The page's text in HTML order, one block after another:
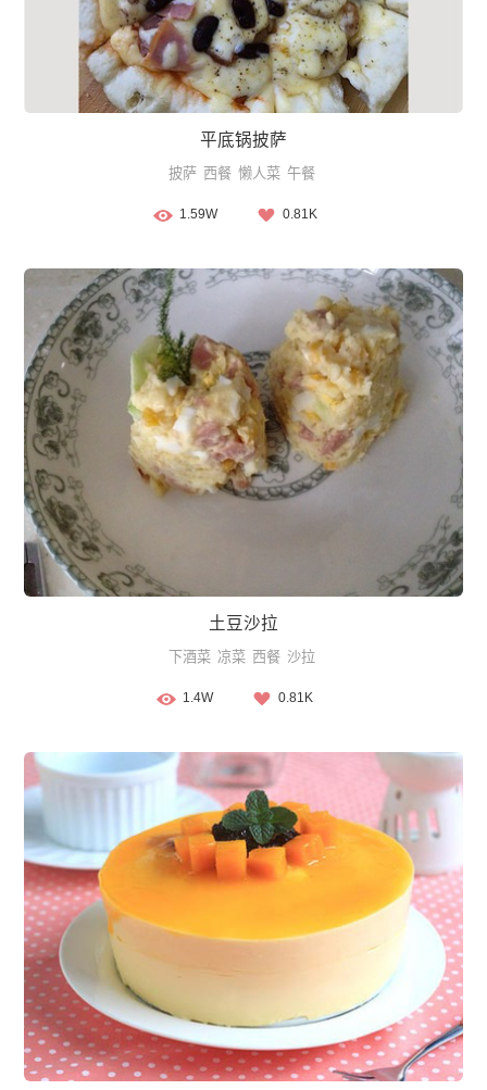
平底锅披萨
披萨 西餐 懒人菜 午餐
1.59W 0.81K
土豆沙拉
下酒菜 凉菜 西餐 沙拉
1.4W 0.81K